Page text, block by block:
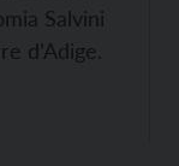
Salvini
d’Adige.